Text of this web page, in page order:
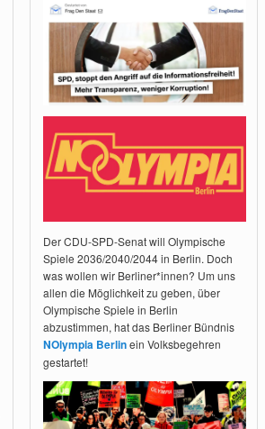
Der CDU-SPD-Senat will Olympische
Spiele 2036/2040/2044 in Berlin. Doch
was wollen wir Berliner*innen? Um uns
allen die Möglichkeit zu geben, über
Olympische Spiele in Berlin
abzustimmen, hat das Berliner Bündnis
NOlympia Berlinein Volksbegehren
gestartet!